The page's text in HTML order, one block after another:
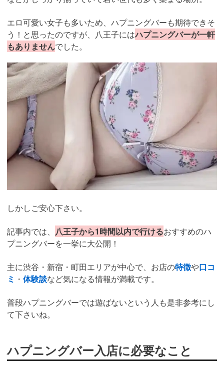
エロ可愛い女子も多いため、ハプニングバーも期待できそ
う！と思ったのですが、八王子にはハプニングバーが一軒
もありませんでした。
しかしご安心下さい。
記事内では、 八王子から1時間以内で行けるおすすめのハ
プニングバーを一挙に大公開！
主に渋谷・新宿・町田エリアが中心で、お店の特徴や口コ
ミ ・ 体験談など気になる情報が満載です。
普段ハプニングバーでは遊ばないという人も是非参考にし
て下さいね。
ハプニングバー入店に必要なこと